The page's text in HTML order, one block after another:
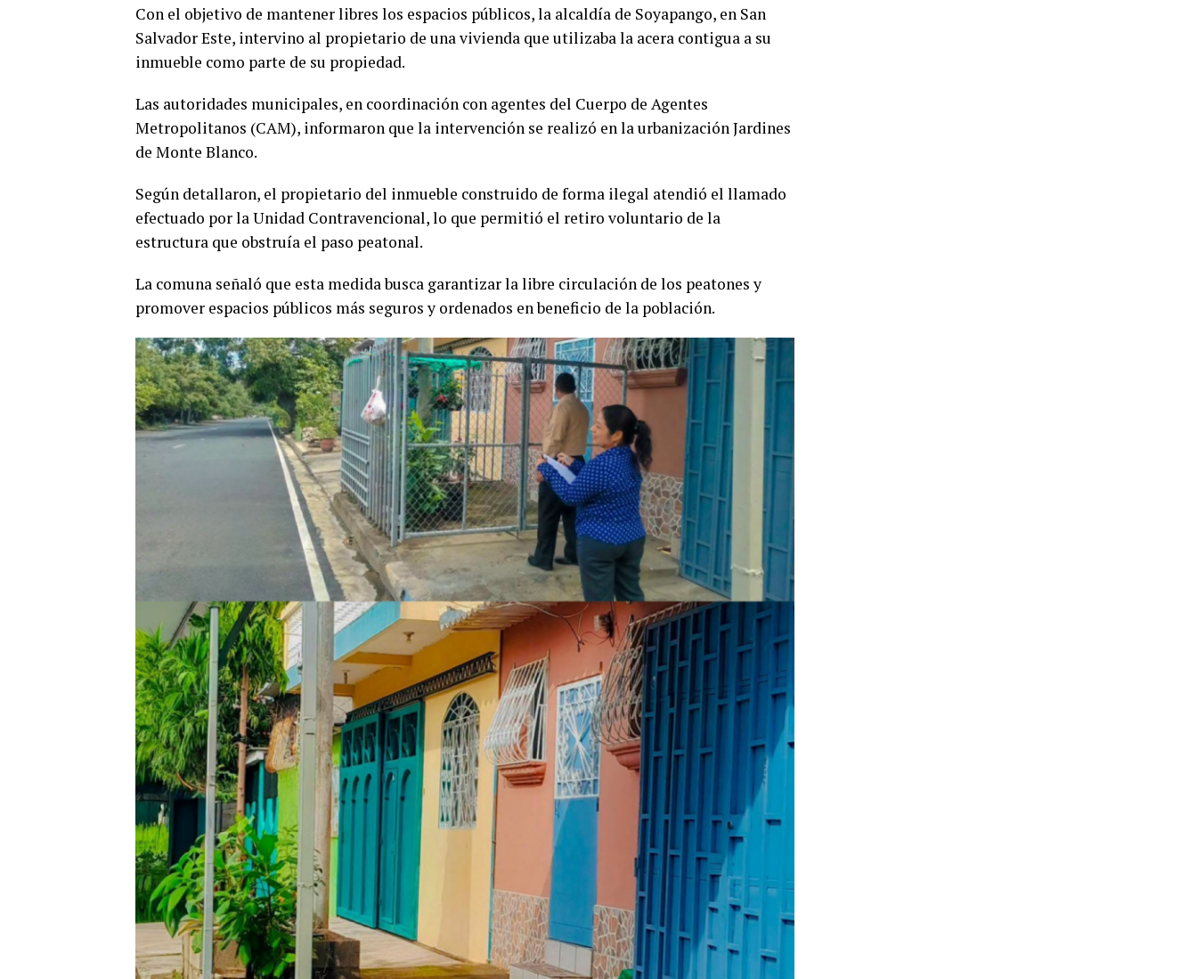
Con el objetivo de mantener libres los espacios públicos, la alcaldía de Soyapango, en San
Salvador Este, intervino al propietario de una vivienda que utilizaba la acera contigua a su
inmueble como parte de su propiedad.
Las autoridades municipales, en coordinación con agentes del Cuerpo de Agentes
Metropolitanos (CAM), informaron que la intervención se realizó en la urbanización Jardines
de Monte Blanco.
Según detallaron, el propietario del inmueble construido de forma ilegal atendió el llamado
efectuado por la Unidad Contravencional, lo que permitió el retiro voluntario de la
estructura que obstruía el paso peatonal.
La comuna señaló que esta medida busca garantizar la libre circulación de los peatones y
promover espacios públicos más seguros y ordenados en beneficio de la población.